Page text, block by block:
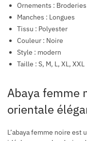
Ornements : Broderies
Manches : Longues
Tissu : Polyester
Couleur : Noire
Style : modern
Taille : S, M, L, XL, XXL
Abaya femme
orientale
L’abaya femme noire est